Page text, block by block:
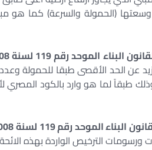
(الحمولة والسرعة) كما هو
عن الحد الأقصى طبقا للحمولة
وذلك طبقاً لما هو وارد بالكود
الترخيص الواردة بهذه